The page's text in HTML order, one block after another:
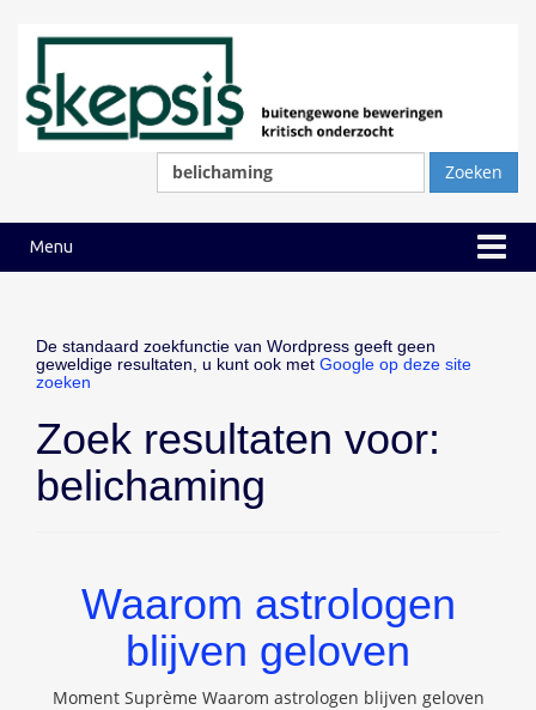
Zoeken
naar:
Menu
De standaard zoekfunctie van Wordpress geeft geen
geweldige resultaten, u kunt ook met Google op deze site
zoeken
Zoek resultaten voor:
belichaming
Waarom astrologen
blijven geloven
Moment Suprème Waarom astrologen blijven geloven